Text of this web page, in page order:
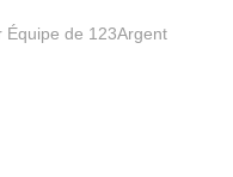
Équipe de 123Argent